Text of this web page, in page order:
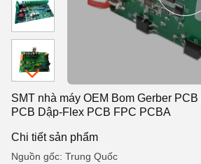
SMT nhà máy OEM Bom Gerber
PCB Dập-Flex PCB FPC PCBA
Chi tiết sản phẩm
Nguồn gốc: Trung Quốc